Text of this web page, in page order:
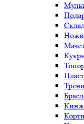
Ножи